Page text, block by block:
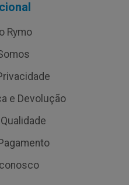
Rymo
e Devolução